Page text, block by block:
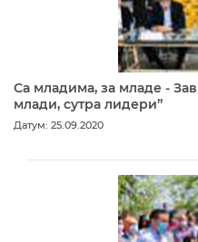
Са младима, за младе -
млади, сутра лидери”
Датум: 25.09.2020